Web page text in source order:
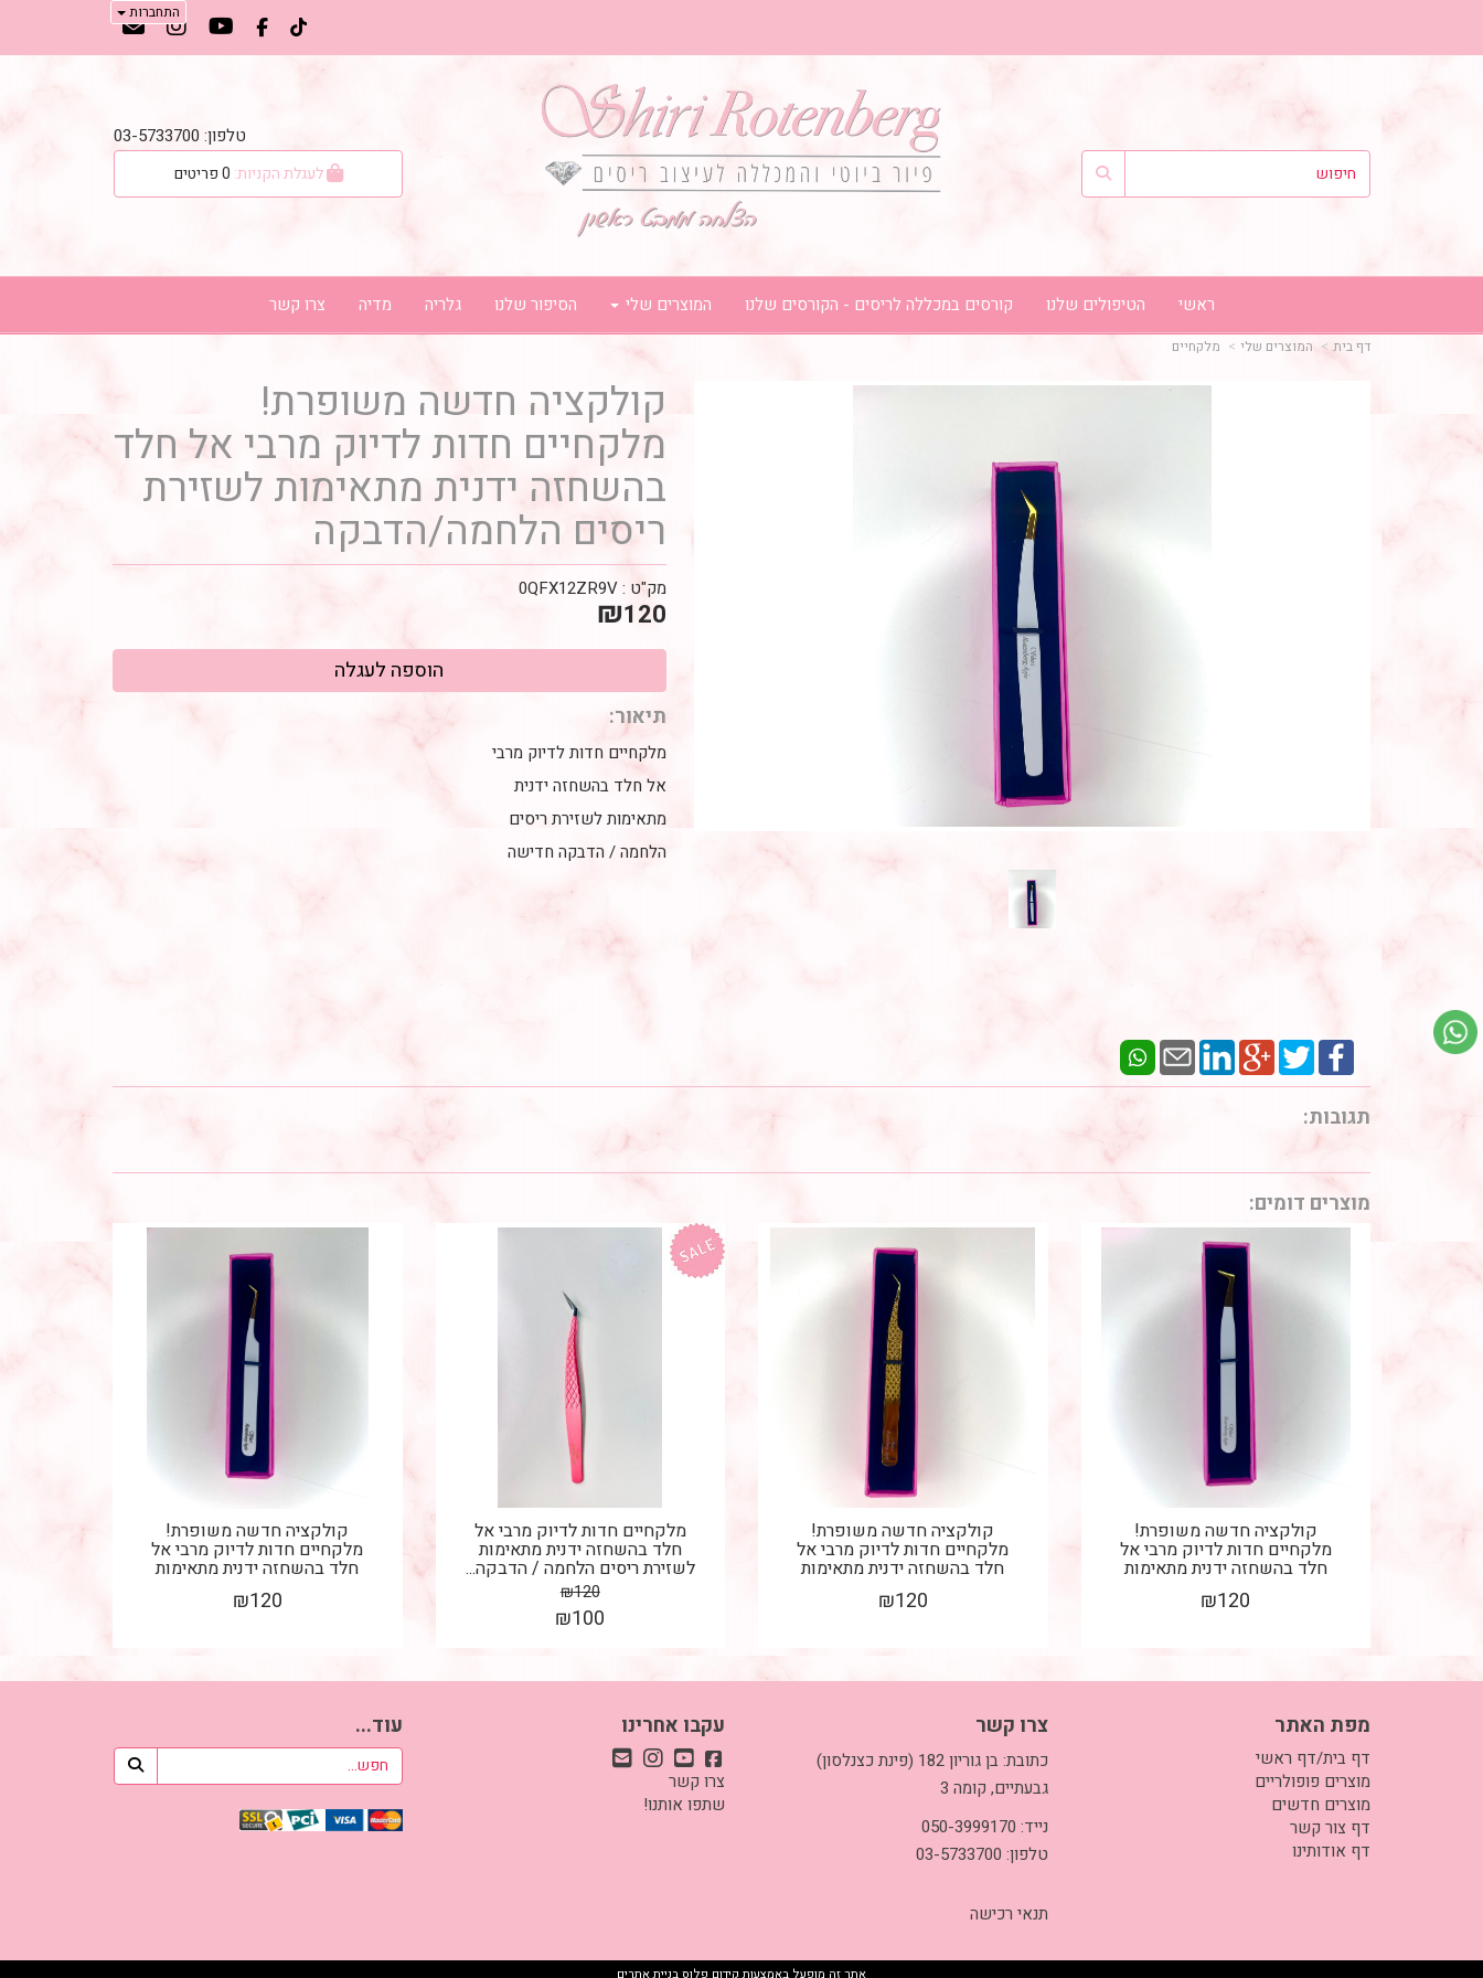
התחברות
טלפון: 03-5733700
לעגלת הקניות: 0
ראשי הטיפולים שלנו קורסים במכללה לריסים - הקורסים שלנו המוצרים שלי הסיפור שלנו גלריה מדיה צרו קשר
דף בית המוצרים שלי מלקחיים
קולקציה חדשה משופרת!
מלקחיים חדות לדיוק מרבי אל חלד
בהשחזה ידנית מתאימות לשזירת
ריסים הלחמה/הדבקה
מק"ט :0QFX12ZR9V
₪120
תיאור:
מלקחיים חדות לדיוק מרבי
אל חלד בהשחזה ידנית
מתאימות לשזירת ריסים
הלחמה / הדבקה חדישה
תגובות:
מוצרים דומים:
קולקציה חדשה משופרת!
מלקחיים חדות לדיוק מרבי אל
חלד בהשחזה ידנית מתאימות
לשזירת...₪120
קולקציה חדשה משופרת!
מלקחיים חדות לדיוק מרבי אל
חלד בהשחזה ידנית מתאימות
לשזירת...₪120
מלקחיים חדות לדיוק מרבי אל
חלד בהשחזה ידנית מתאימות
לשזירת ריסים הלחמה / הדבקה...
₪120
₪100
קולקציה חדשה משופרת!
מלקחיים חדות לדיוק מרבי אל
חלד בהשחזה ידנית מתאימות
לשזירת...₪120
מפת האתר
דף בית/דף ראשי
מוצרים פופולריים
מוצרים חדשים
דף צור קשר
דף אודותינו
צרו קשר
כתובת: בן גוריון 182 (פינת כצנלסון)
גבעתיים, קומה 3
נייד: 050-3999170
טלפון: 03-5733700
תנאי רכישה
עקבו אחרינו
צרו קשר
שתפו אותנו!
עוד...
אתר זה מופעל באמצעותקידום פלוסבניית אתרים